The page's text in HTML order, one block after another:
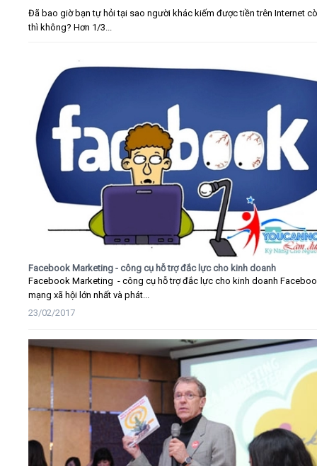
Đã bao giờ bạn tự hỏi tại sao người khác kiếm được tiền trên Internet
thì không? Hơn 1/3...
Facebook Marketing - công cụ hỗ trợ đắc lực cho kinh doanh
Facebook Marketing - công cụ hỗ trợ đắc lực cho kinh doanh
mạng xã hội lớn nhất và phát...
23/02/2017